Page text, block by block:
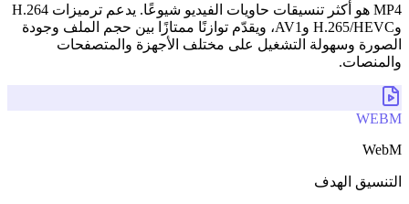
MP4 هو أكثر تنسيقات حاويات الفيديو شيوعًا. يدعم ترميزات H.264
وH.265/HEVC وAV1، ويقدّم توازنًا ممتازًا بين حجم الملف وجودة
الصورة وسهولة التشغيل على مختلف الأجهزة والمتصفحات
والمنصات.
WEBM
WebM
التنسيق الهدف